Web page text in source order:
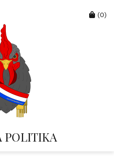
POLITIKA
Cart
(0)